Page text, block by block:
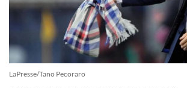
LaPresse/Tano Pecoraro